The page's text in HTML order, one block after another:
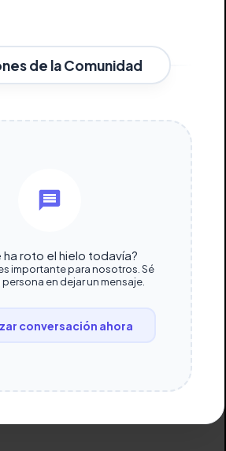
de la Comunidad
ha roto el hielo todavía?
importante para nosotros. Sé
persona en dejar un mensaje.
conversación ahora